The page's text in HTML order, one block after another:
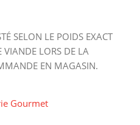
SELON LE POIDS EXACT
VIANDE LORS DE LA
EN MAGASIN.
Gourmet